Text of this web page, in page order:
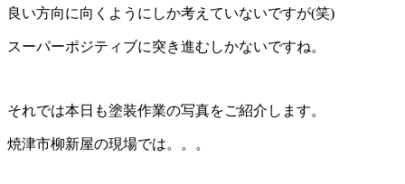
良い方向に向くようにしか考えていないですが(笑)
スーパーポジティブに突き進むしかないですね。
それでは本日も塗装作業の写真をご紹介します。
焼津市柳新屋の現場では。。。